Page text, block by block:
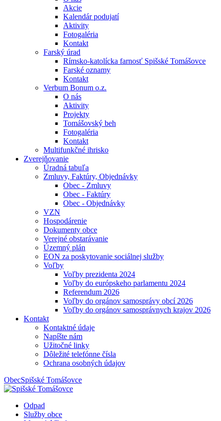
Akcie
Kalendár podujatí
Aktivity
Fotogaléria
Kontakt
Farský úrad
Rímsko-katolícka farnosť Spišské Tomášovce
Farské oznamy
Kontakt
Verbum Bonum o.z.
O nás
Aktivity
Projekty
Tomášovský beh
Fotogaléria
Kontakt
Multifunkčné ihrisko
Zverejňovanie
Úradná tabuľa
Zmluvy, Faktúry, Objednávky
Obec - Zmluvy
Obec - Faktúry
Obec - Objednávky
VZN
Hospodárenie
Dokumenty obce
Verejné obstarávanie
Územný plán
EON za poskytovanie sociálnej služby
Voľby
Voľby prezidenta 2024
Voľby do európskeho parlamentu 2024
Referendum 2026
Voľby do orgánov samosprávy obcí 2026
Voľby do orgánov samosprávnych krajov 2026
Kontakt
Kontaktné údaje
Napíšte nám
Užitočné linky
Dôležité telefónne čísla
Ochrana osobných údajov
ObecSpišské Tomášovce
Odpad
Služby obce